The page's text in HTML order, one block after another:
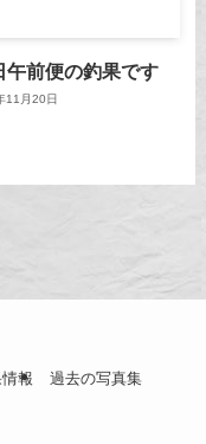
午前便の釣果です
11月20日
報 過去の写真集